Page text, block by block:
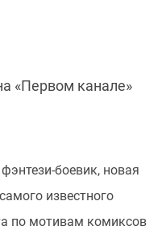
«Первом канале»
боевик, новая
известного
по мотивам комиксов